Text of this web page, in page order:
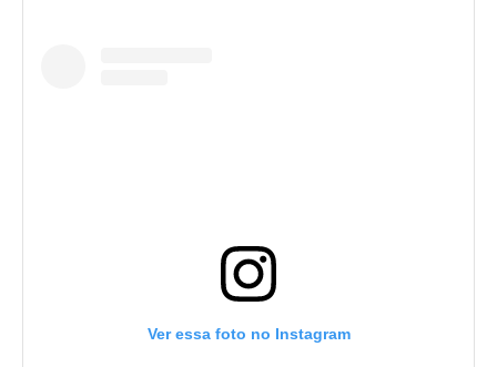
Ver essa foto no Instagram